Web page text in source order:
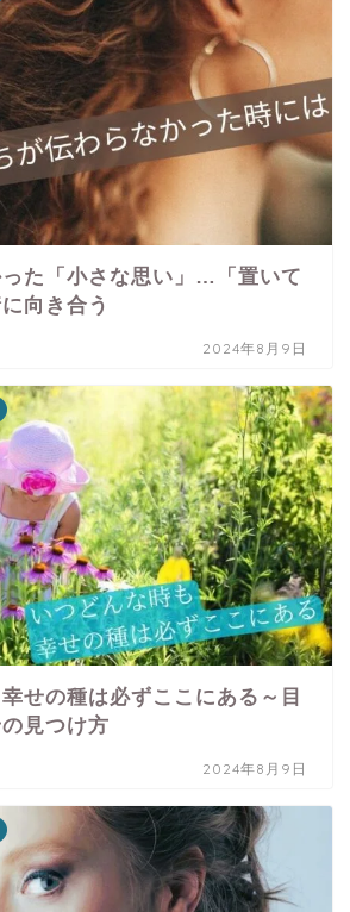
た「小さな思い」…「置いて
向き合う
2024年8月9日
せの種は必ずここにある～目
見つけ方
2024年8月9日